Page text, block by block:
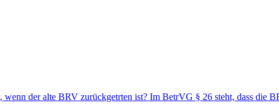
der alte BRV zurückgetrten ist? Im BetrVG § 26 steht, dass die